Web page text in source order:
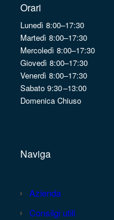
Orari
Lunedì 8:00–17:30
Martedì 8:00–17:30
Mercoledì 8:00–17:30
Giovedì 8:00–17:30
Venerdì 8:00–17:30
Sabato 9:30 –13:00
Domenica Chiuso
Naviga
Azienda
Consilgi utili